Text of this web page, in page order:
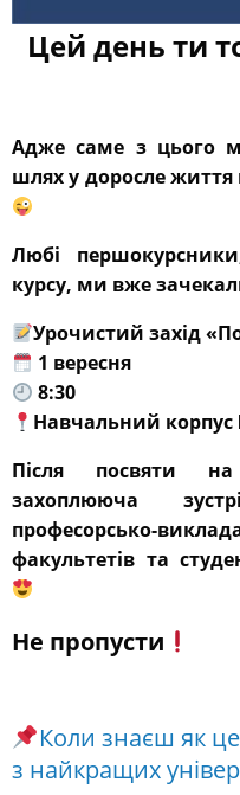
Цей день ти
Адже саме з цього
шлях у доросле життя
Любі
курсу, ми вже
Урочистий захід
1 вересня
8:30
Навчальний
Після посвяти на
захоплююча
професорсько-
факультетів та
Не пропусти
Коли знаєш як
з найкращих